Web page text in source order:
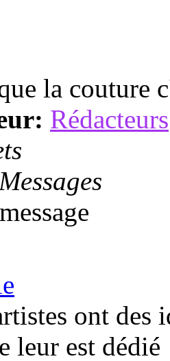
la couture
Rédacteurs
ont des
leur est dédié